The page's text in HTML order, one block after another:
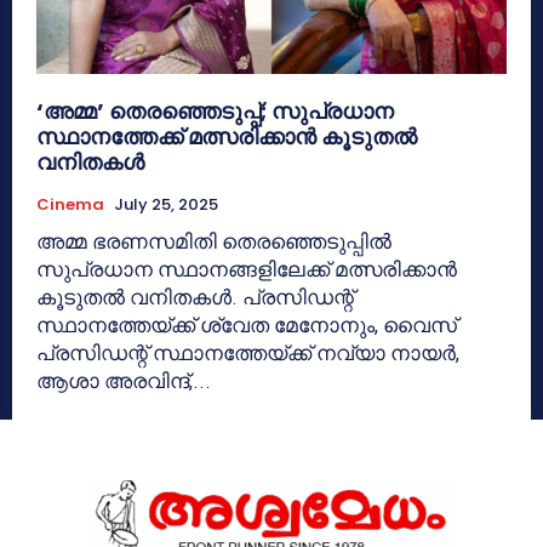
‘അമ്മ’ തെരഞ്ഞെടുപ്പ്; സുപ്രധാന
സ്ഥാനത്തേക്ക് മത്സരിക്കാന്‍ കൂടുതല്‍
വനിതകള്‍
Cinema July 25, 2025
അമ്മ ഭരണസമിതി തെരഞ്ഞെടുപ്പില്‍
സുപ്രധാന സ്ഥാനങ്ങളിലേക്ക് മത്സരിക്കാന്‍
കൂടുതല്‍ വനിതകള്‍. പ്രസിഡന്റ്
സ്ഥാനത്തേയ്ക്ക് ശ്വേത മേനോനും, വൈസ്
പ്രസിഡന്റ് സ്ഥാനത്തേയ്ക്ക് നവ്യാ നായര്‍,
ആശാ അരവിന്ദ്,...